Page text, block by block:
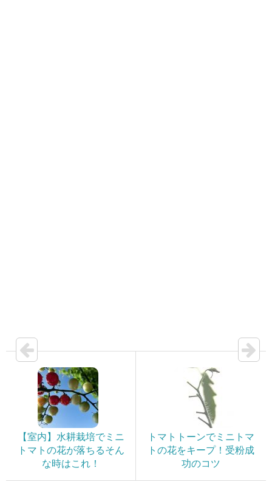
【室内】水耕栽培でミニ
トマトの花が落ちるそん
な時はこれ！
トマトトーンでミニトマ
トの花をキープ！受粉成
功のコツ